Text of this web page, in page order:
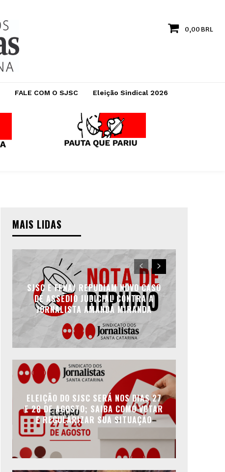
0,00 BRL
FALE COM O SJSC Eleição Sindical 2026
MAIS LIDAS
SJSC E FENAJ REPUDIAM NOVO CASO
DE ASSÉDIO JUDICIAL CONTRA A
JORNALISTA AMANDA MIRANDA
ELEIÇÃO DO SJSC SERÁ NOS DIAS 27
E 28 DE AGOSTO; SAIBA COMO VOTAR
E REGULARIZAR SUA SITUAÇÃO